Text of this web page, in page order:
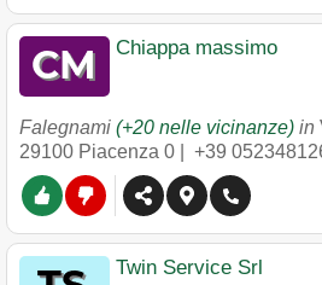
Chiappa massimo
Falegnami (+20 nelle vicinanze) in
29100 Piacenza 0 | +39
Twin Service Srl